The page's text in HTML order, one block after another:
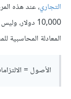
التجاري
المعادلة المحاسبية
الأصول =